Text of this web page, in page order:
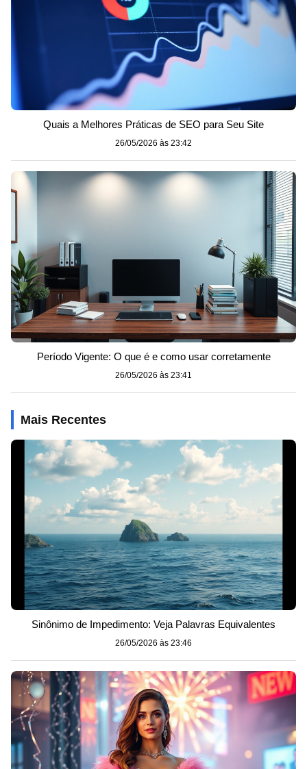
Quais a Melhores Práticas de SEO para Seu Site
26/05/2026 às 23:42
Período Vigente: O que é e como usar corretamente
26/05/2026 às 23:41
Mais Recentes
Sinônimo de Impedimento: Veja Palavras Equivalentes
26/05/2026 às 23:46